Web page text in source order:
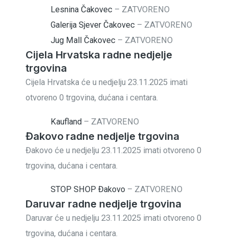
Lesnina Čakovec – ZATVORENO
Galerija Sjever Čakovec – ZATVORENO
Jug Mall Čakovec – ZATVORENO
Cijela Hrvatska radne nedjelje
trgovina
Cijela Hrvatska će u nedjelju 23.11.2025 imati
otvoreno 0 trgovina, dućana i centara.
Kaufland – ZATVORENO
Đakovo radne nedjelje trgovina
Đakovo će u nedjelju 23.11.2025 imati otvoreno 0
trgovina, dućana i centara.
STOP SHOP Đakovo – ZATVORENO
Daruvar radne nedjelje trgovina
Daruvar će u nedjelju 23.11.2025 imati otvoreno 0
trgovina, dućana i centara.